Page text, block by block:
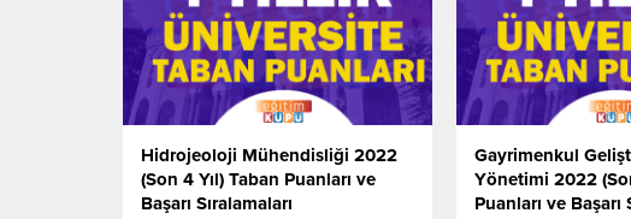
2020, 2019 ve 2018 yıllarına ait
Üniversite yerleştirme
puanlarıdır. Sayfamızdaki verilerin
tamamı ÖSYM ve YÖK-
YÖKATLAS tarafından yayınlanmış
olan en son güncel...
2022 TYT AYT (YKS)
ve Başarı
gibidir. Bu puanlar
Üniversite
puanlarıdır.
tamamı ÖSYM ve
tarafından
Hidrojeoloji Mühendisliği 2022
(Son 4 Yıl) Taban Puanları ve
Başarı Sıralamaları
Gayrimenkul
Yönetimi 2022
Puanları ve Başarı